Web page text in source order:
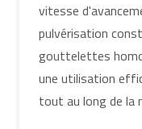
vitesse
pulvérisation
gouttelettes
une utilisation
tout au long de la